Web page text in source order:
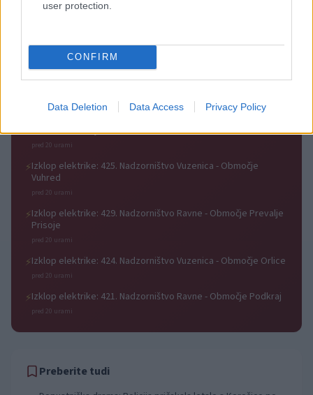
user protection.
CONFIRM
Data Deletion Data Access Privacy Policy
Festivalu SHOTS prestavljen na
Slovenj Gradec: Filmske
Anton na Pohorju
pred 20 urami
⚡Izklop elektrike: 425. Nadzorništvo Vuzenica - Območje
Vuhred
pred 20 urami
⚡Izklop elektrike: 429. Nadzorništvo Ravne - Območje Prevalje
Prisoje
pred 20 urami
⚡Izklop elektrike: 424. Nadzorništvo Vuzenica - Območje Orlice
pred 20 urami
⚡Izklop elektrike: 421. Nadzorništvo Ravne - Območje Podkraj
pred 20 urami
Preberite tudi